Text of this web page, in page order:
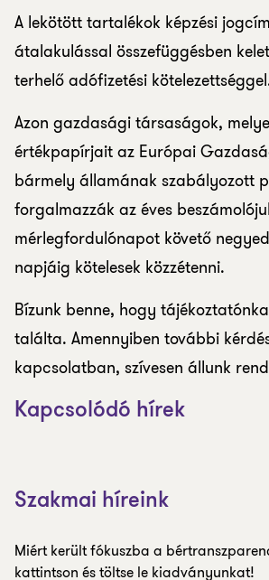
A lekötött tartalékok képzési
átalakulással összefüggésben
terhelő adófizetési
Azon gazdasági társaságok,
értékpapírjait az Európai
bármely államának szabályozott
forgalmazzák az éves
mérlegfordulónapot követő
napjáig kötelesek közzétenni.
Bízunk benne, hogy
találta. Amennyiben további
kapcsolatban, szívesen állunk
Kapcsolódó hírek
Szakmai híreink
Miért került fókuszba a
kattintson és töltse le kiadványunkat!